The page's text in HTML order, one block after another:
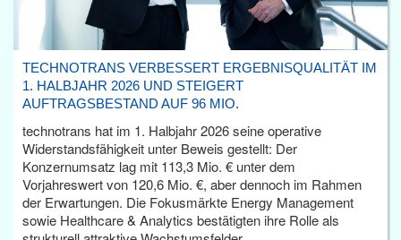
TECHNOTRANS VERBESSERT ERGEBNISQUALITÄT IM
1. HALBJAHR 2026 UND STEIGERT
AUFTRAGSBESTAND AUF 96 MIO.
technotrans hat im 1. Halbjahr 2026 seine operative
Widerstandsfähigkeit unter Beweis gestellt: Der
Konzernumsatz lag mit 113,3 Mio. € unter dem
Vorjahreswert von 120,6 Mio. €, aber dennoch im Rahmen
der Erwartungen. Die Fokusmärkte Energy Management
sowie Healthcare & Analytics bestätigten ihre Rolle als